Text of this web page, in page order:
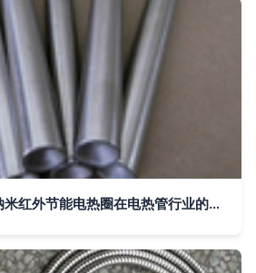
抢占绿色制造风口 纳米红外节能电热圈在电热管行业的商业机遇剖析